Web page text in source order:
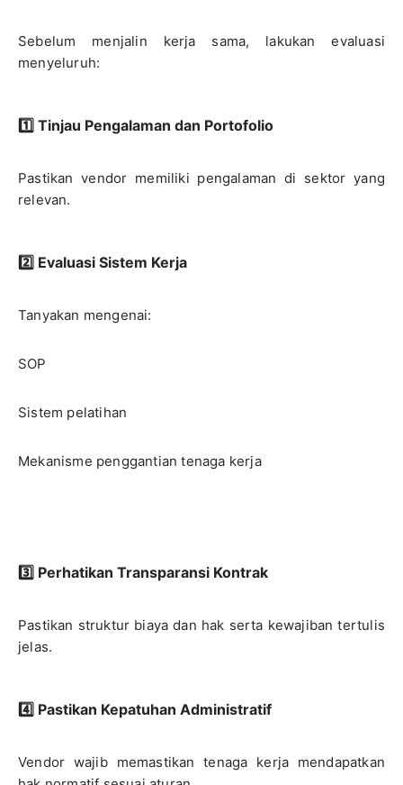
Sebelum menjalin kerja sama, lakukan evaluasi
menyeluruh:
1️⃣ Tinjau Pengalaman dan Portofolio
Pastikan vendor memiliki pengalaman di sektor yang
relevan.
2️⃣ Evaluasi Sistem Kerja
Tanyakan mengenai:
SOP
Sistem pelatihan
Mekanisme penggantian tenaga kerja
3️⃣ Perhatikan Transparansi Kontrak
Pastikan struktur biaya dan hak serta kewajiban tertulis
jelas.
4️⃣ Pastikan Kepatuhan Administratif
Vendor wajib memastikan tenaga kerja mendapatkan